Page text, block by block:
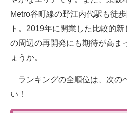
Metro谷町線の野江内代駅も徒
ト。2019年に開業した比較的
の周辺の再開発にも期待が高ま
ょうか。
ランキングの全順位は、次の
い！